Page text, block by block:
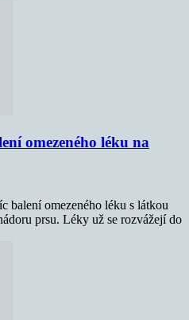
omezeného léku na
balení omezeného léku s látkou
prsu. Léky už se rozvážejí do